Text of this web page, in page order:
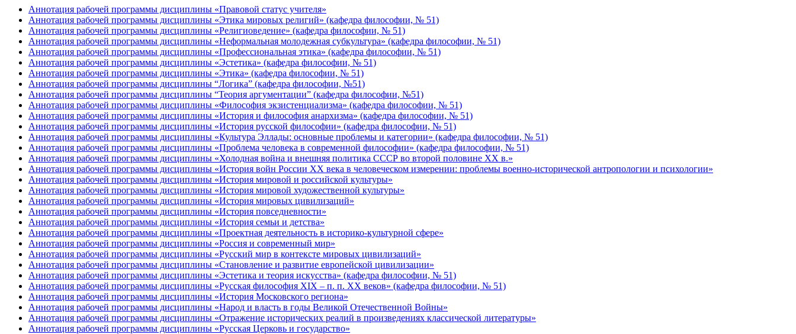
Аннотация рабочей программы дисциплины «Правовой статус учителя»
Аннотация рабочей программы дисциплины «Этика мировых религий» (кафедра философии, № 51)
Аннотация рабочей программы дисциплины «Религиоведение» (кафедра философии, № 51)
Аннотация рабочей программы дисциплины «Неформальная молодежная субкультура» (кафедра философии, № 51)
Аннотация рабочей программы дисциплины «Профессиональная этика» (кафедра философии, № 51)
Аннотация рабочей программы дисциплины «Эстетика» (кафедра философии, № 51)
Аннотация рабочей программы дисциплины «Этика» (кафедра философии, № 51)
Аннотация рабочей программы дисциплины “Логика” (кафедра философии, №51)
Аннотация рабочей программы дисциплины “Теория аргументации” (кафедра философии, №51)
Аннотация рабочей программы дисциплины «Философия экзистенциализма» (кафедра философии, № 51)
Аннотация рабочей программы дисциплины «История и философия анархизма» (кафедра философии, № 51)
Аннотация рабочей программы дисциплины «История русской философии» (кафедра философии, № 51)
Аннотация рабочей программы дисциплины «Культура Эллады: основные проблемы и категории» (кафедра философии, № 51)
Аннотация рабочей программы дисциплины «Проблема человека в современной философии» (кафедра философии, № 51)
Аннотация рабочей программы дисциплины «Холодная война и внешняя политика СССР во второй половине ХХ в.»
Аннотация рабочей программы дисциплины «История войн России ХХ века в человеческом измерении: проблемы военно-исторической антропологии и психологии»
Аннотация рабочей программы дисциплины «История мировой и российской культуры»
Аннотация рабочей программы дисциплины «История мировой художественной культуры»
Аннотация рабочей программы дисциплины «История мировых цивилизаций»
Аннотация рабочей программы дисциплины «История повседневности»
Аннотация рабочей программы дисциплины «История семьи и детства»
Аннотация рабочей программы дисциплины «Проектная деятельность в историко-культурной сфере»
Аннотация рабочей программы дисциплины «Россия и современный мир»
Аннотация рабочей программы дисциплины «Русский мир в контексте мировых цивилизаций»
Аннотация рабочей программы дисциплины «Становление и развитие европейской цивилизации»
Аннотация рабочей программы дисциплины «Эстетика и теория искусства» (кафедра философии, № 51)
Аннотация рабочей программы дисциплины «Русская философия XIX – п. п. XX веков» (кафедра философии, № 51)
Аннотация рабочей программы дисциплины «История Московского региона»
Аннотация рабочей программы дисциплины «Народ и власть в годы Великой Отечественной Войны»
Аннотация рабочей программы дисциплины «Отражение исторических реалий в произведениях классической литературы»
Аннотация рабочей программы дисциплины «Русская Церковь и государство»